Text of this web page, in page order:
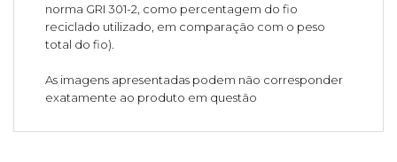
norma GRI 301-2, como percentagem do fio
reciclado utilizado, em comparação com o peso
total do fio).
As imagens apresentadas podem não corresponder
exatamente ao produto em questão